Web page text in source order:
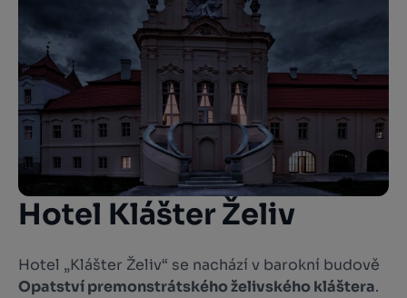
Hotel Klášter Želiv
Hotel „Klášter Želiv“ se nachází v barokní budově
Opatství premonstrátského želivského kláštera.